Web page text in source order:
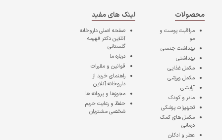
محصولات
مراقبت پوست و
مو
بهداشت جنسی
بهداشتی
مکمل غذایی
مکمل ورزشی
آرایشی
مادر و کودک
تجهیزات پزشکی
مکمل های کمک
درمانی
عطر و ادکلن
لینک های مفید
صفحه اصلیداروخانه
آنلاین دکتر فهیمه
گلستانی
درباره ما
قوانین و مقررات
راهنمای خرید از
داروخانه آنلاین
مجوزها و پروانه ها
حفظ و رعایت حریم
شخصی مشتریان